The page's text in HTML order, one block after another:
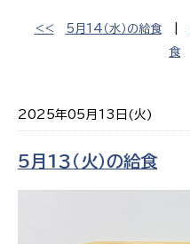
<< 5月14（水）の給食|
食
2025年05月13日(火)
5月1３（火）の給食